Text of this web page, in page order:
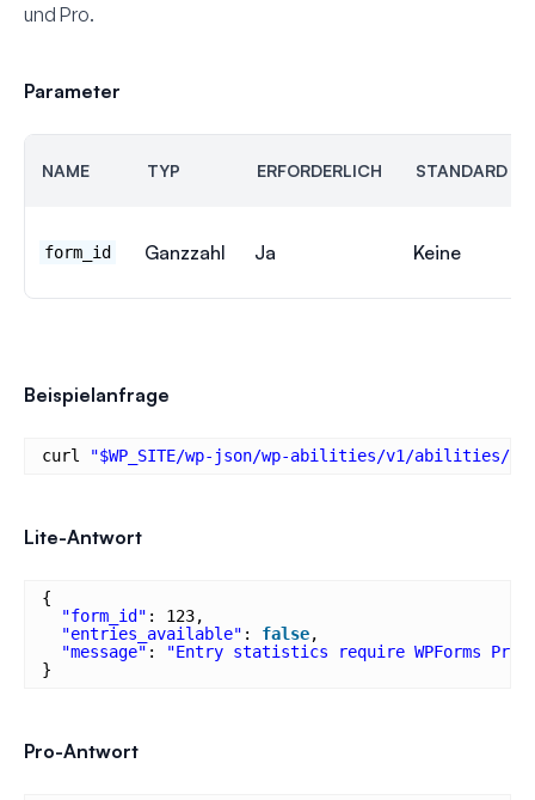
und Pro.
Parameter
NAME TYP ERFORDERLICH STANDARD
form_id Ganzzahl Ja Keine
Beispielanfrage
curl "$WP_SITE/wp-json/wp-abilities/v1/abilities/
Lite-Antwort
{
"form_id" : 123,
"entries_available" : false,
"message" :
"Entry statistics require WPForms
}
Pro-Antwort